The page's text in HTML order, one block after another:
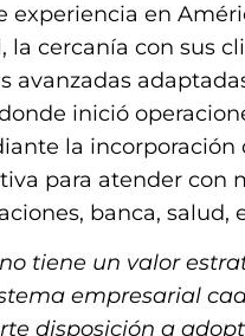
experiencia en
la cercanía con sus
avanzadas
inició
la
para atender con
banca, salud,
tiene un valor
empresarial
disposición a